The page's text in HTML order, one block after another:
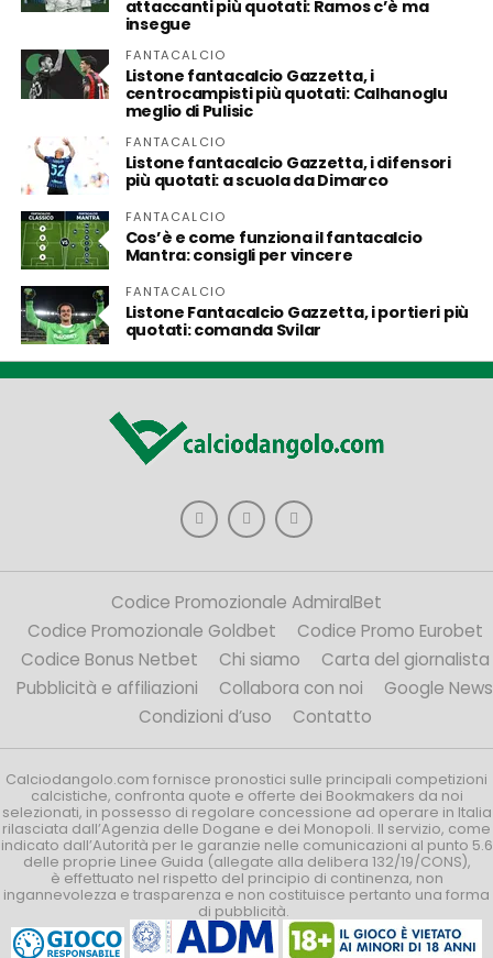
attaccanti più quotati: Ramos c’è ma
insegue
FANTACALCIO
Listone fantacalcio Gazzetta, i
centrocampisti più quotati: Calhanoglu
meglio di Pulisic
FANTACALCIO
Listone fantacalcio Gazzetta, i difensori
più quotati: a scuola da Dimarco
FANTACALCIO
Cos’è e come funziona il fantacalcio
Mantra: consigli per vincere
FANTACALCIO
Listone Fantacalcio Gazzetta, i portieri più
quotati: comanda Svilar
Codice Promozionale AdmiralBet
Codice Promozionale Goldbet
Codice Promo Eurobet
Codice Bonus Netbet
Chi siamo
Carta del giornalista
Pubblicità e affiliazioni
Collabora con noi
Google News
Condizioni d’uso
Contatto
Calciodangolo.com fornisce pronostici sulle principali competizioni
calcistiche, confronta quote e offerte dei Bookmakers da noi
selezionati, in possesso di regolare concessione ad operare in Italia
rilasciata dall’Agenzia delle Dogane e dei Monopoli. Il servizio, come
indicato dall’Autorità per le garanzie nelle comunicazioni al punto 5.6
delle proprie Linee Guida (allegate alla delibera 132/19/CONS),
è effettuato nel rispetto del principio di continenza, non
ingannevolezza e trasparenza e non costituisce pertanto una forma
di pubblicità.